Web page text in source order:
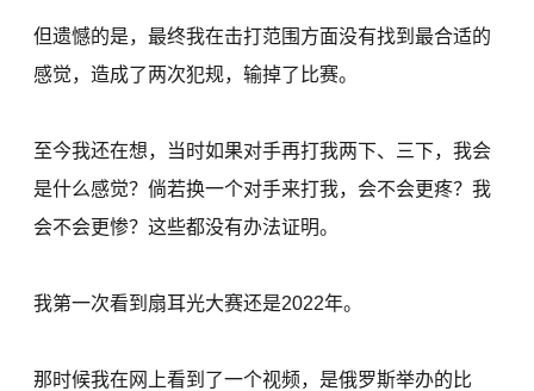
但遗憾的是，最终我在击打范围方面没有找到最合适的
感觉，造成了两次犯规，输掉了比赛。
至今我还在想，当时如果对手再打我两下、三下，我会
是什么感觉？倘若换一个对手来打我，会不会更疼？我
会不会更惨？这些都没有办法证明。
我第一次看到扇耳光大赛还是2022年。
那时候我在网上看到了一个视频，是俄罗斯举办的比